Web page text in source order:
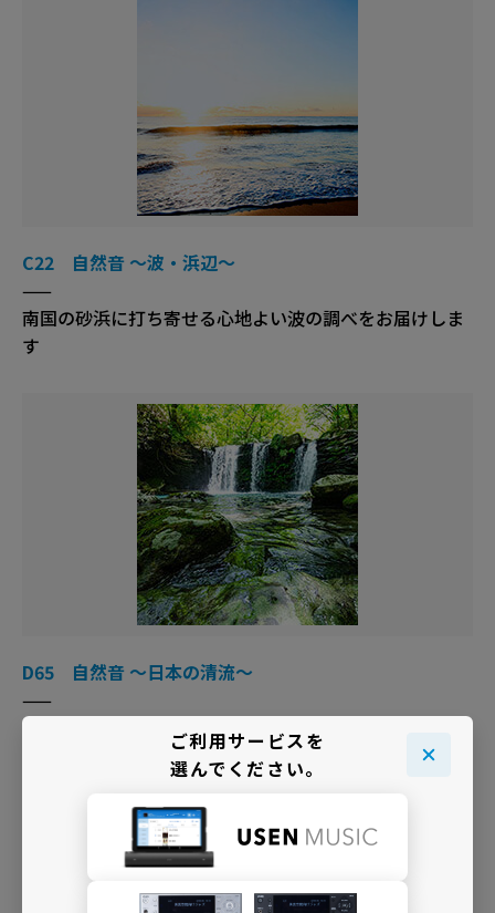
C22 自然音 ～波・浜辺～
——
南国の砂浜に打ち寄せる心地よい波の調べをお届けしま
す
D65 自然音 ～日本の清流～
——
和の雰囲気でしっとりした空間を演出する清流のせせら
ご利用サービスを
選んでください。